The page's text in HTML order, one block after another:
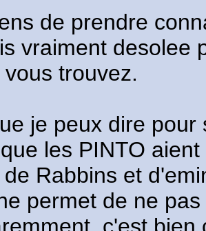
de prendre
vraiment desolee
trouvez.
je peux dire
les PINTO
de Rabbins et
permet de ne